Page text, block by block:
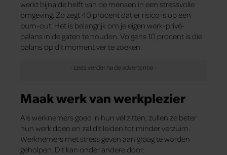
werkt bijna de helft van de mensen in een stressvolle
omgeving. Zo zegt 40 procent dat er risico is op een
burn-out. Het is belangrijk om je eigen werk-privé-
balans in de gaten te houden. Volgens 10 procent is die
balans op dit moment ver te zoeken.
Maak werk van werkplezier
Als werknemers goed in hun vel zitten, zullen ze beter
hun werk doen en zal dit leiden tot minder verzuim.
Werknemers met stress geven aan graag te worden
geholpen. Dit kan onder andere door: